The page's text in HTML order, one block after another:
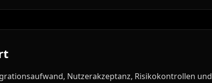
Nutzerakzeptanz, Risikokontrollen und